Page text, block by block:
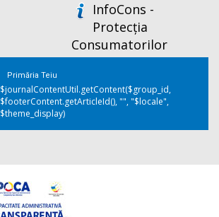
InfoCons -
Protecția
Consumatorilor
Primăria Teiu
$journalContentUtil.getContent($group_id,
$footerContent.getArticleId(), "", "$locale",
$theme_display)